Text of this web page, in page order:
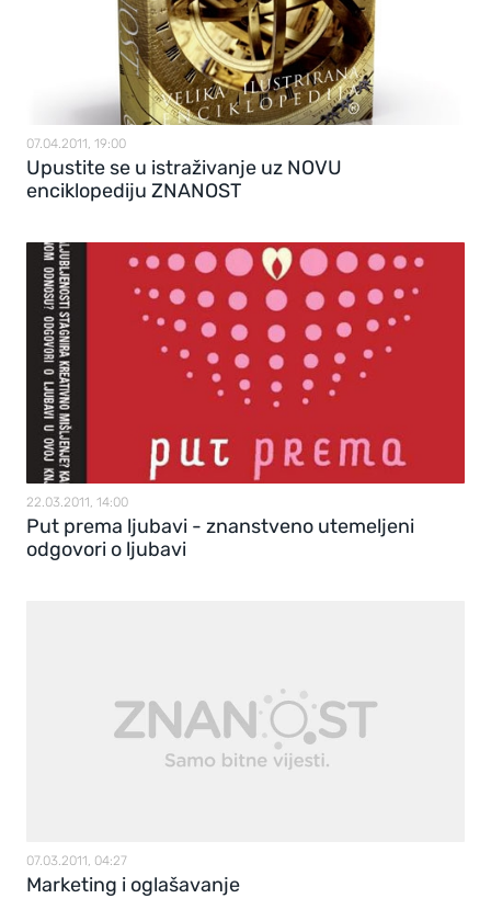
07.04.2011, 19:00
Upustite se u istraživanje uz NOVU
enciklopediju ZNANOST
22.03.2011, 14:00
Put prema ljubavi - znanstveno utemeljeni
odgovori o ljubavi
07.03.2011, 04:27
Marketing i oglašavanje